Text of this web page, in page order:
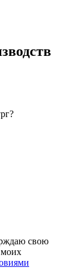
свою
моих